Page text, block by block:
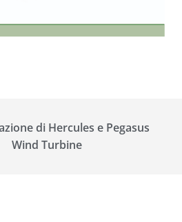
di Hercules e Pegasus
Wind Turbine